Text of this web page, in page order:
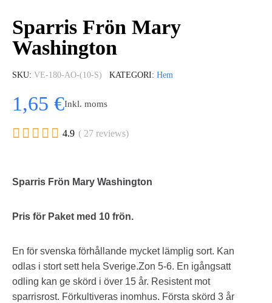
Sparris Frön Mary
Washington
SKU VE-180-AO-(10-S) KATEGORI Hem
1,65 €Inkl. moms
     4.9 ( 27 reviews)
Sparris Frön Mary Washington
Pris för Paket med 10 frön.
En för svenska förhållande mycket lämplig sort. Kan
odlas i stort sett hela Sverige.Zon 5-6. En igångsatt
odling kan ge skörd i över 15 år. Resistent mot
sparrisrost. Förkultiveras inomhus. Första skörd 3 år